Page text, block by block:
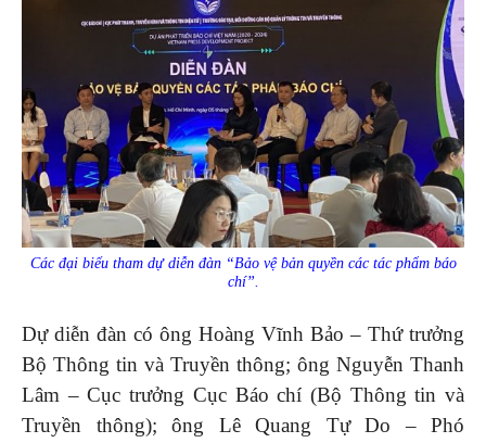
Các đại biểu tham dự diễn đàn “Bảo vệ bản quyền các tác phẩm báo
chí”.
Dự diễn đàn có ông Hoàng Vĩnh Bảo – Thứ trưởng
Bộ Thông tin và Truyền thông; ông Nguyễn Thanh
Lâm – Cục trưởng Cục Báo chí (Bộ Thông tin và
Truyền thông); ông Lê Quang Tự Do – Phó